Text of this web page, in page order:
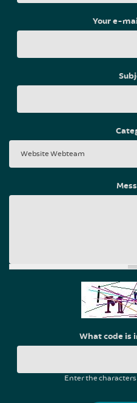
Your e-
What code is
Enter the